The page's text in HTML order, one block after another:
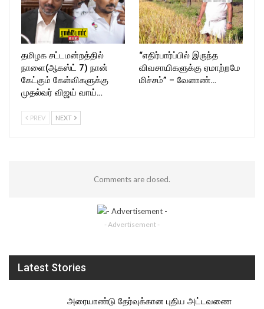
தமிழக சட்டமன்றத்தில்
நாளை(ஆகஸ்ட் 7) நான்
கேட்கும் கேள்விகளுக்கு
முதல்வர் விஜய் வாய்…
“எதிர்பார்ப்பில் இருந்த
விவசாயிகளுக்கு ஏமாற்றமே
மிச்சம்” – வேளாண்…
PREV NEXT
Comments are closed.
- Advertisement -
Latest Stories
அரையாண்டு தேர்வுக்கான புதிய அட்டவணை